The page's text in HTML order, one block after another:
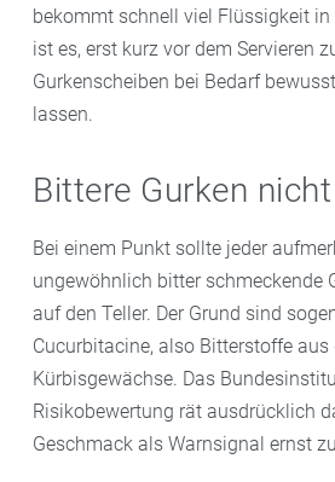
bekommt schnell viel Flüssigkeit in
ist es, erst kurz vor dem Servieren
Gurkenscheiben bei Bedarf
lassen.
Bittere Gurken
Bei einem Punkt sollte jeder
ungewöhnlich bitter schmeckende
auf den Teller. Der Grund sind
Cucurbitacine, also Bitterstoffe aus
Kürbisgewächse. Das
Risikobewertung rät ausdrücklich
Geschmack als Warnsignal ernst